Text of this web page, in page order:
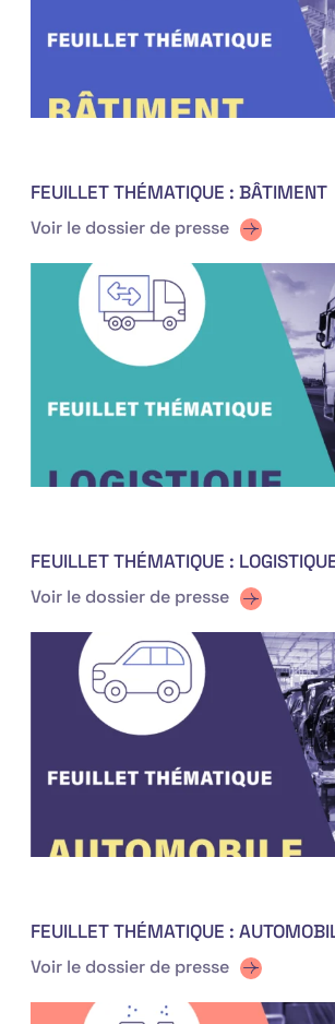
FEUILLET THÉMATIQUE : BÂTIMENT
Voir le dossier de presse
FEUILLET THÉMATIQUE :
Voir le dossier de presse
FEUILLET THÉMATIQUE :
Voir le dossier de presse